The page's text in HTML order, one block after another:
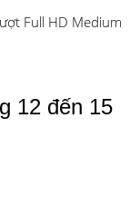
Full HD Medium
12 đến 15